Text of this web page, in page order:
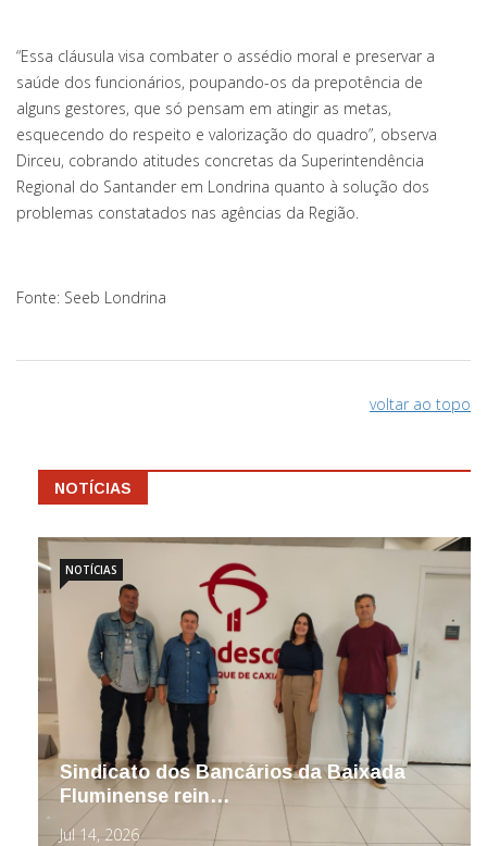
“Essa cláusula visa combater o assédio moral e preservar a
saúde dos funcionários, poupando-os da prepotência de
alguns gestores, que só pensam em atingir as metas,
esquecendo do respeito e valorização do quadro”, observa
Dirceu, cobrando atitudes concretas da Superintendência
Regional do Santander em Londrina quanto à solução dos
problemas constatados nas agências da Região.
Fonte: Seeb Londrina
voltar ao topo
NOTÍCIAS
Sindicato dos Bancários da Baixada
Fluminense rein…
Jul 14, 2026
NOTÍCIAS